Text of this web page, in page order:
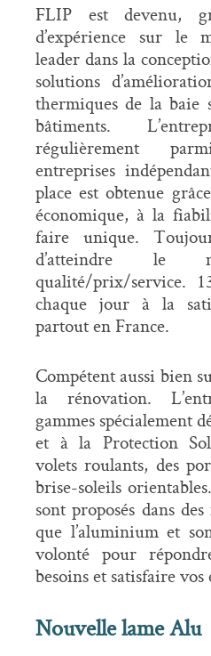
FLIP est devenu,
d’expérience sur le
leader dans la
solutions
thermiques de la baie
bâtiments.
régulièrement
entreprises
place est obtenue
économique, à la
faire unique.
d’atteindre le
qualité/prix/service.
chaque jour à la
partout en France.
Compétent aussi bien
la rénovation.
gammes spécialement
et à la Protection
volets roulants, des
brise-soleils
sont proposés dans
que l’aluminium et
volonté pour
besoins et satisfaire vos
Nouvelle lame Alu